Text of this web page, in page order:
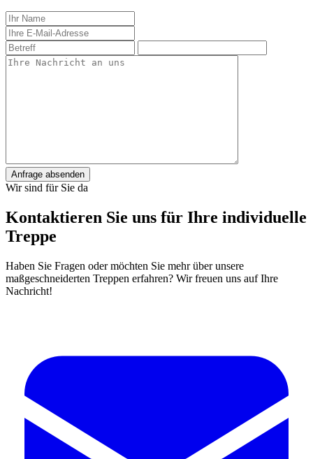
Anfrage absenden
Wir sind für Sie da
Kontaktieren Sie uns für Ihre individuelle
Treppe
Haben Sie Fragen oder möchten Sie mehr über unsere
maßgeschneiderten Treppen erfahren? Wir freuen uns auf Ihre
Nachricht!